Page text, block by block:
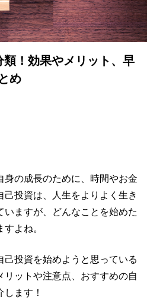
ネス 学び 仕事術
チャー 社会 特集
ライフスタイル
ターテインメント
仕事道具 読書
！効果やメリット、早
め
身の成長のために、時間やお金
己投資は、人生をよりよく生き
いますが、どんなことを始めた
よね。
己投資を始めようと思っている
ットや注意点、おすすめの自
ます！